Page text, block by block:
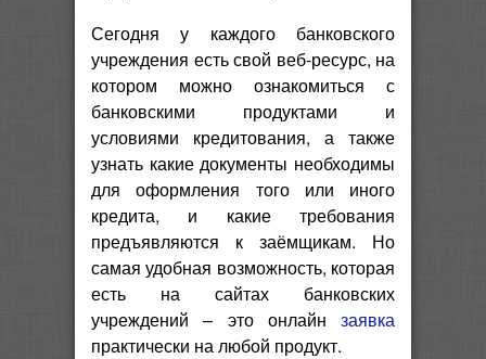
Сегодня у каждого банковского
учреждения есть свой веб-ресурс, на
котором можно ознакомиться с
банковскими продуктами и
условиями кредитования, а также
узнать какие документы необходимы
для оформления того или иного
кредита, и какие требования
предъявляются к заёмщикам. Но
самая удобная возможность, которая
есть на сайтах банковских
учреждений – это онлайн заявка
практически на любой продукт.